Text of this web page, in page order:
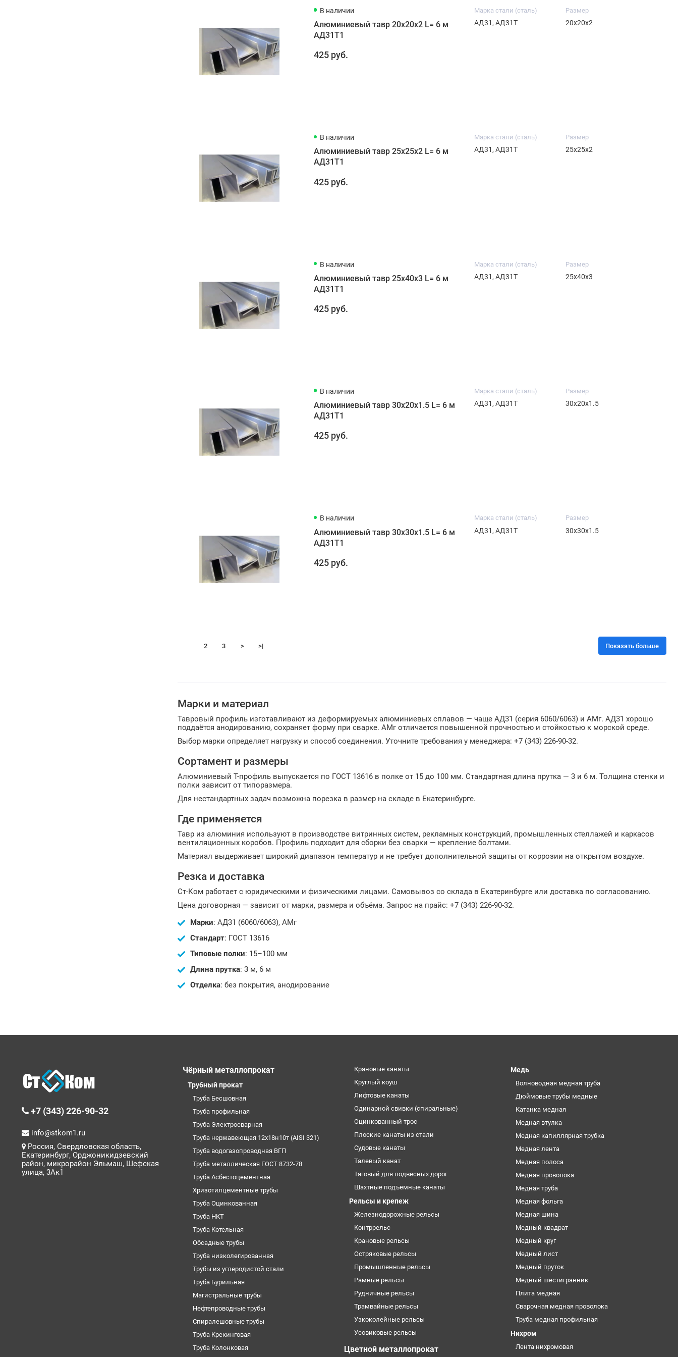
В наличии
Алюминиевый тавр 20х20х2 L= 6 м
АД31Т1
425 руб.
Марка стали (сталь)
АД31, АД31Т
Размер
20х20х2
В наличии
Алюминиевый тавр 25х25х2 L= 6 м
АД31Т1
425 руб.
Марка стали (сталь)
АД31, АД31Т
Размер
25х25х2
В наличии
Алюминиевый тавр 25х40х3 L= 6 м
АД31Т1
425 руб.
Марка стали (сталь)
АД31, АД31Т
Размер
25х40х3
В наличии
Алюминиевый тавр 30х20х1.5 L= 6 м
АД31Т1
425 руб.
Марка стали (сталь)
АД31, АД31Т
Размер
30х20х1.5
В наличии
Алюминиевый тавр 30х30х1.5 L= 6 м
АД31Т1
425 руб.
Марка стали (сталь)
АД31, АД31Т
Размер
30х30х1.5
2 3 > >| Показать больше
Марки и материал
Тавровый профиль изготавливают из деформируемых алюминиевых сплавов — чаще АД31 (серия 6060/6063) и АМг. АД31 хорошо
поддаётся анодированию, сохраняет форму при сварке. АМг отличается повышенной прочностью и стойкостью к морской среде.
Выбор марки определяет нагрузку и способ соединения. Уточните требования у менеджера: +7 (343) 226-90-32.
Сортамент и размеры
Алюминиевый Т-профиль выпускается по ГОСТ 13616 в полке от 15 до 100 мм. Стандартная длина прутка — 3 и 6 м. Толщина стенки и
полки зависит от типоразмера.
Для нестандартных задач возможна порезка в размер на складе в Екатеринбурге.
Где применяется
Тавр из алюминия используют в производстве витринных систем, рекламных конструкций, промышленных стеллажей и каркасов
вентиляционных коробов. Профиль подходит для сборки без сварки — крепление болтами.
Материал выдерживает широкий диапазон температур и не требует дополнительной защиты от коррозии на открытом воздухе.
Резка и доставка
Ст-Ком работает с юридическими и физическими лицами. Самовывоз со склада в Екатеринбурге или доставка по согласованию.
Цена договорная — зависит от марки, размера и объёма. Запрос на прайс: +7 (343) 226-90-32.
Марки: АД31 (6060/6063), АМг
Стандарт: ГОСТ 13616
Типовые полки: 15–100 мм
Длина прутка: 3 м, 6 м
Отделка: без покрытия, анодирование
+7 (343) 226-90-32
info@stkom1.ru
Россия, Свердловская область,
Екатеринбург, Орджоникидзевский
район, микрорайон Эльмаш, Шефская
улица, 3Ак1
Чёрный металлопрокат
Трубный прокат
Труба Бесшовная
Труба профильная
Труба Электросварная
Труба нержавеющая 12х18н10т (AISI 321)
Труба водогазопроводная ВГП
Труба металлическая ГОСТ 8732-78
Труба Асбестоцементная
Хризотилцементные трубы
Труба Оцинкованная
Труба НКТ
Труба Котельная
Обсадные трубы
Труба низколегированная
Трубы из углеродистой стали
Труба Бурильная
Магистральные трубы
Нефтепроводные трубы
Спиралешовные трубы
Труба Крекинговая
Труба Колонковая
Крановые канаты
Круглый коуш
Лифтовые канаты
Одинарной свивки (спиральные)
Оцинкованный трос
Плоские канаты из стали
Судовые канаты
Талевый канат
Тяговый для подвесных дорог
Шахтные подъемные канаты
Рельсы и крепеж
Железнодорожные рельсы
Контррельс
Крановые рельсы
Остряковые рельсы
Промышленные рельсы
Рамные рельсы
Рудничные рельсы
Трамвайные рельсы
Узкоколейные рельсы
Усовиковые рельсы
Цветной металлопрокат
Медь
Волноводная медная труба
Дюймовые трубы медные
Катанка медная
Медная втулка
Медная капиллярная трубка
Медная лента
Медная полоса
Медная проволока
Медная труба
Медная фольга
Медная шина
Медный квадрат
Медный круг
Медный лист
Медный пруток
Медный шестигранник
Плита медная
Сварочная медная проволока
Труба медная профильная
Нихром
Лента нихромовая